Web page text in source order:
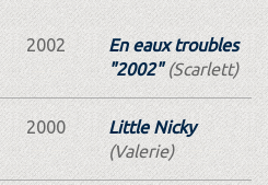
2002
En eaux troubles
"2002"(Scarlett)
2000
Little Nicky
(Valerie)